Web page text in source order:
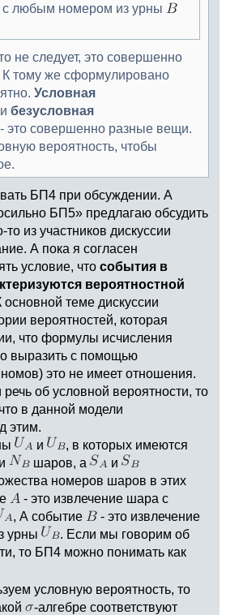
с любым номером из урны
не следует, это совершенно
К тому же сформулировано
Условная
безусловная
это совершенно разные вещи.
вероятность, чтобы
БП4 при обсуждении. А
БП5» предлагаю обсудить
то из участников дискуссии
А пока я согласен
условие, что события в
вероятностной
основной теме дискуссии
вероятностей, которая
что формулы исчисления
выразить с помощью
это не имеет отношения.
об условной вероятности, то
в данной модели
этим.
и
, в которых имеются
и шаров, а
и
номеров шаров в этих
- это извлечение шара с
, А событие
- это извлечение
урны
. Если мы говорим об
то БП4 можно понимать как
условную вероятность, то
-алгебре соответствуют